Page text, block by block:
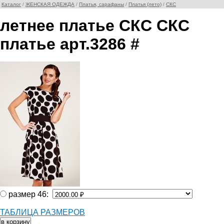
Каталог / ЖЕНСКАЯ ОДЕЖДА / Платья, сарафаны / Платья (лето) / СКС
летнее платье СКС СКС
платье арт.3286 #
размер 46:
ТАБЛИЦА РАЗМЕРОВ